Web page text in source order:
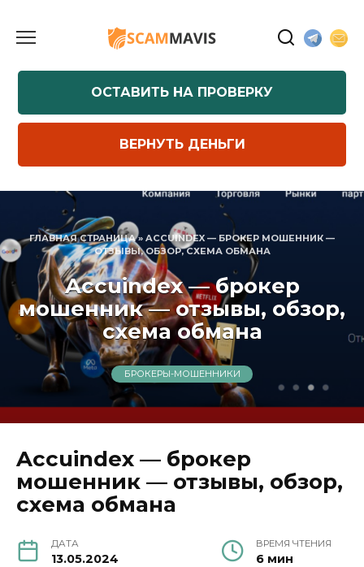
содержанию
ОСТАВИТЬ НА ПРОВЕРКУ
ВЕРНУТЬ ДЕНЬГИ
ГЛАВНАЯ СТРАНИЦА» ACCUINDEX — БРОКЕР МОШЕННИК —
ОТЗЫВЫ, ОБЗОР, СХЕМА ОБМАНА
Accuindex — брокер
мошенник — отзывы, обзор,
схема обмана
БРОКЕРЫ-МОШЕННИКИ
Accuindex — брокер
мошенник — отзывы, обзор,
схема обмана
ДАТА
13.05.2024
ВРЕМЯ ЧТЕНИЯ
6 мин